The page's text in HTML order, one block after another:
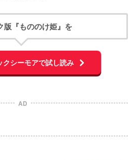
版『もののけ姫』を
クシーモアで試し読み
AD